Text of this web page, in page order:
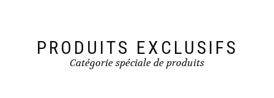
PRODUITS EXCLUSIFS
Catégorie spéciale de produits